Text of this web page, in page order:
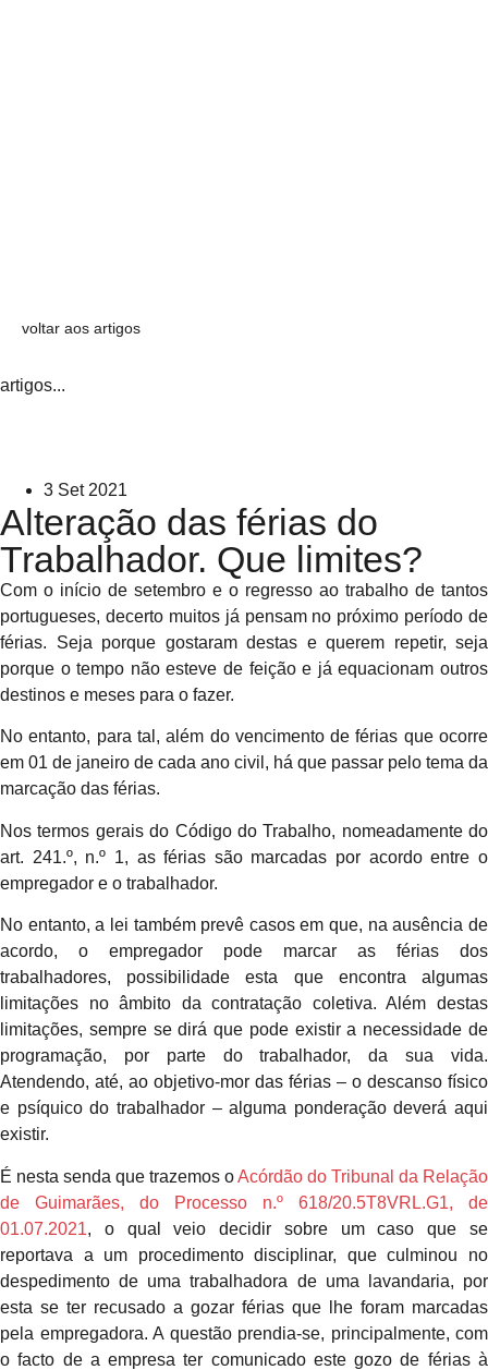
voltar aos artigos
artigos...
3 Set 2021
Alteração das férias do
Trabalhador. Que limites?
Com o início de setembro e o regresso ao trabalho de tantos
portugueses, decerto muitos já pensam no próximo período de
férias. Seja porque gostaram destas e querem repetir, seja
porque o tempo não esteve de feição e já equacionam outros
destinos e meses para o fazer.
No entanto, para tal, além do vencimento de férias que ocorre
em 01 de janeiro de cada ano civil, há que passar pelo tema da
marcação das férias.
Nos termos gerais do Código do Trabalho, nomeadamente do
art. 241.º, n.º 1, as férias são marcadas por acordo entre o
empregador e o trabalhador.
No entanto, a lei também prevê casos em que, na ausência de
acordo, o empregador pode marcar as férias dos
trabalhadores, possibilidade esta que encontra algumas
limitações no âmbito da contratação coletiva. Além destas
limitações, sempre se dirá que pode existir a necessidade de
programação, por parte do trabalhador, da sua vida.
Atendendo, até, ao objetivo-mor das férias – o descanso físico
e psíquico do trabalhador – alguma ponderação deverá aqui
existir.
É nesta senda que trazemos oAcórdão do Tribunal da Relação
de Guimarães, do Processo n.º 618/20.5T8VRL.G1, de
01.07.2021, o qual veio decidir sobre um caso que se
reportava a um procedimento disciplinar, que culminou no
despedimento de uma trabalhadora de uma lavandaria, por
esta se ter recusado a gozar férias que lhe foram marcadas
pela empregadora. A questão prendia-se, principalmente, com
o facto de a empresa ter comunicado este gozo de férias à